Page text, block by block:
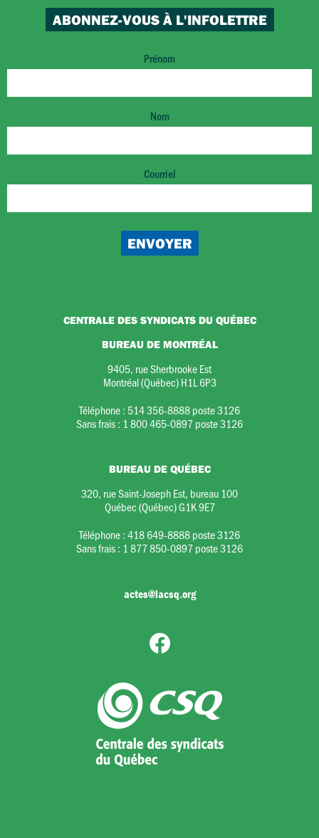
ABONNEZ-VOUS À L'INFOLETTRE
Prénom
Nom
Courriel
CENTRALE DES SYNDICATS DU QUÉBEC
BUREAU DE MONTRÉAL
9405, rue Sherbrooke Est
Montréal (Québec) H1L 6P3
Téléphone : 514 356-8888 poste 3126
Sans frais : 1 800 465-0897 poste 3126
BUREAU DE QUÉBEC
320, rue Saint-Joseph Est, bureau 100
Québec (Québec) G1K 9E7
Téléphone :418 649-8888 poste 3126
Sans frais : 1 877 850-0897 poste 3126
actes@lacsq.org